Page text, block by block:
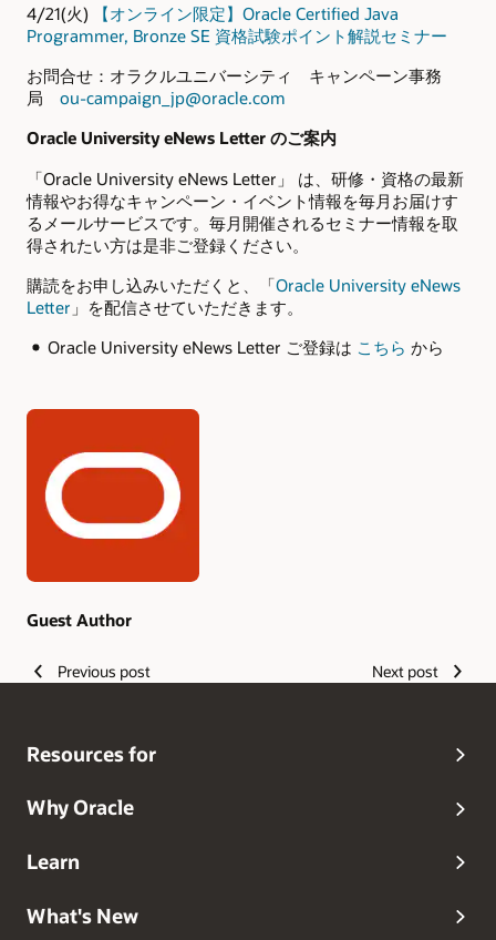
4/21(火)
【オンライン限定】Oracle Certified Java
Programmer, Bronze SE 資格試験ポイント解説セミナー
お問合せ：オラクルユニバーシティ キャンペーン事務
局 ou-campaign_jp@oracle.com
Oracle University eNews Letter のご案内
「Oracle University eNews Letter」 は、研修・資格の最新
情報やお得なキャンペーン・イベント情報を毎月お届けす
るメールサービスです。毎月開催されるセミナー情報を取
得されたい方は是非ご登録ください。
購読をお申し込みいただくと、「Oracle University eNews
Letter 」を配信させていただきます。
Oracle University eNews Letter ご登録は こちら から
Authors
Guest Author
Previous post Next post
Resources for
Why Oracle
Learn
What's New